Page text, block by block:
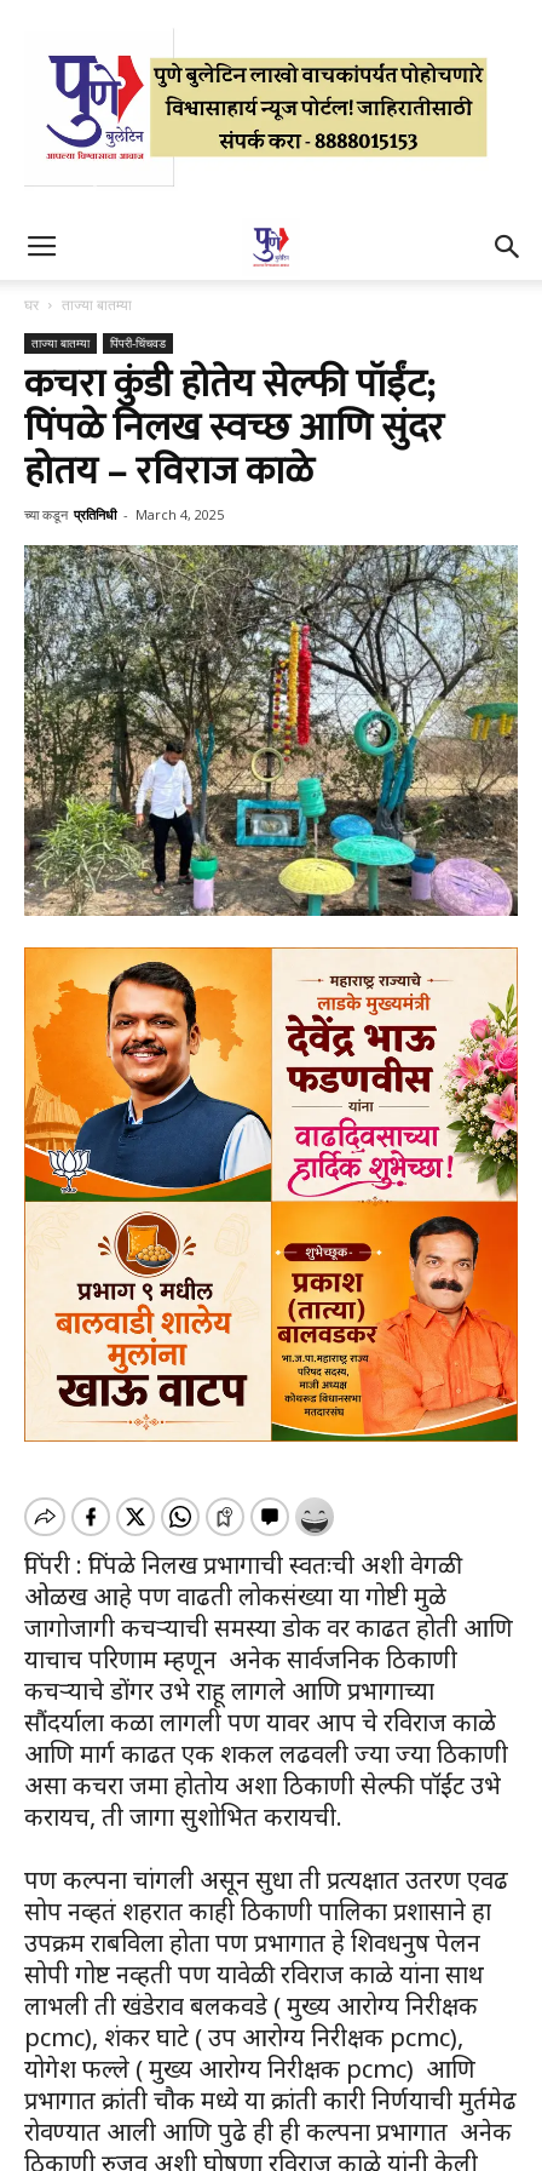
घर ताज्या बातम्या
ताज्या बातम्या पिंपरी-चिंचवड
कचरा कुंडी होतेय सेल्फी पॉईंट;
पिंपळे निलख स्वच्छ आणि सुंदर
होतय – रविराज काळे
च्या कडून प्रतिनिधी - March 4, 2025
पिंपरी : पिंपळे निलख प्रभागाची स्वतःची अशी वेगळी
ओळख आहे पण वाढती लोकसंख्या या गोष्टी मुळे
जागोजागी कचऱ्याची समस्या डोक वर काढत होती आणि
याचाच परिणाम म्हणून अनेक सार्वजनिक ठिकाणी
कचऱ्याचे डोंगर उभे राहू लागले आणि प्रभागाच्या
सौंदर्याला कळा लागली पण यावर आप चे रविराज काळे
आणि मार्ग काढत एक शकल लढवली ज्या ज्या ठिकाणी
असा कचरा जमा होतोय अशा ठिकाणी सेल्फी पॉईंट उभे
करायच, ती जागा सुशोभित करायची.
पण कल्पना चांगली असून सुधा ती प्रत्यक्षात उतरण एवढ
सोप नव्हतं शहरात काही ठिकाणी पालिका प्रशासाने हा
उपक्रम राबविला होता पण प्रभागात हे शिवधनुष पेलन
सोपी गोष्ट नव्हती पण यावेळी रविराज काळे यांना साथ
लाभली ती खंडेराव बलकवडे ( मुख्य आरोग्य निरीक्षक
pcmc), शंकर घाटे ( उप आरोग्य निरीक्षक pcmc),
योगेश फल्ले ( मुख्य आरोग्य निरीक्षक pcmc) आणि
प्रभागात क्रांती चौक मध्ये या क्रांती कारी निर्णयाची मुर्तमेढ
रोवण्यात आली आणि पुढे ही ही कल्पना प्रभागात अनेक
ठिकाणी रुजवू अशी घोषणा रविराज काळे यांनी केली